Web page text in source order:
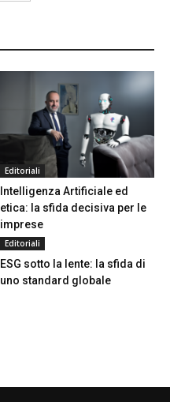
Editoriali
Intelligenza Artificiale ed
etica: la sfida decisiva per le
imprese
Editoriali
ESG sotto la lente: la sfida di
uno standard globale